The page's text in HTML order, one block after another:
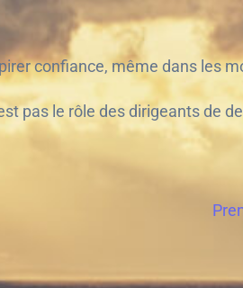
confiance, même dans les
pas le rôle des dirigeants de